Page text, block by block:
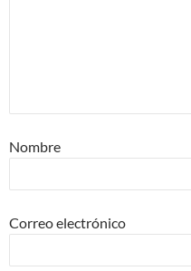
Nombre
Correo electrónico